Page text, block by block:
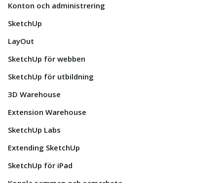
Konton och administrering
SketchUp
LayOut
SketchUp för webben
SketchUp för utbildning
3D Warehouse
Extension Warehouse
SketchUp Labs
Extending SketchUp
SketchUp för iPad